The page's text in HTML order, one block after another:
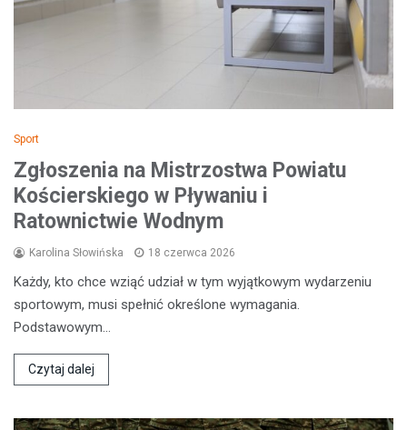
Sport
Zgłoszenia na Mistrzostwa Powiatu
Kościerskiego w Pływaniu i
Ratownictwie Wodnym
Karolina Słowińska 18 czerwca 2026
Każdy, kto chce wziąć udział w tym wyjątkowym wydarzeniu
sportowym, musi spełnić określone wymagania.
Podstawowym…
Czytaj dalej